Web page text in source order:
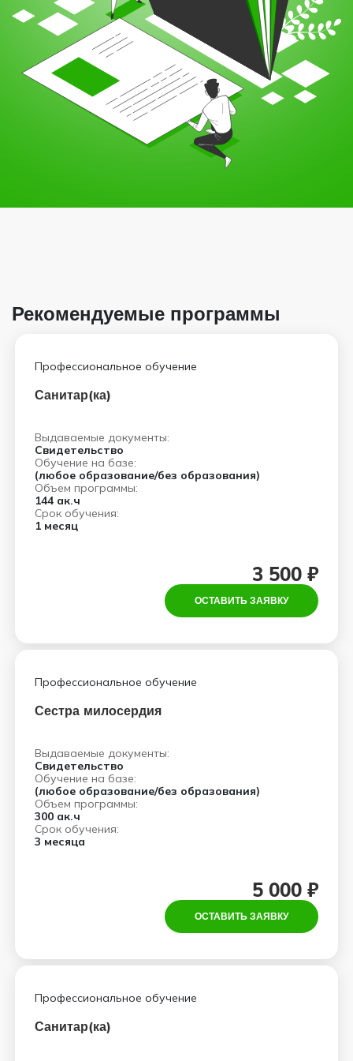
Рекомендуемые программы
Профессиональное обучение
Санитар(ка)
Выдаваемые документы:
Свидетельство
Обучение на базе:
(любое образование/без образования)
Объем программы:
144 ак.ч
Срок обучения:
1 месяц
3 500 ₽
ОСТАВИТЬ ЗАЯВКУ
Профессиональное обучение
Сестра милосердия
Выдаваемые документы:
Свидетельство
Обучение на базе:
(любое образование/без образования)
Объем программы:
300 ак.ч
Срок обучения:
3 месяца
5 000 ₽
ОСТАВИТЬ ЗАЯВКУ
Профессиональное обучение
Санитар(ка)